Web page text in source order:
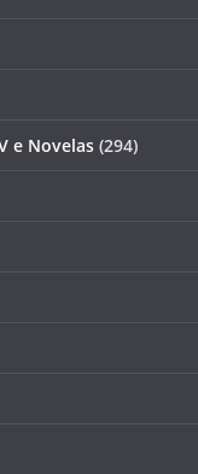
e Novelas (294)